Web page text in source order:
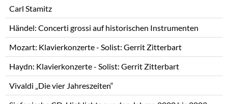
Carl Stamitz
Händel: Concerti grossi auf historischen Instrumenten
Mozart: Klavierkonzerte - Solist: Gerrit Zitterbart
Haydn: Klavierkonzerte - Solist: Gerrit Zitterbart
Vivaldi „Die vier Jahreszeiten“